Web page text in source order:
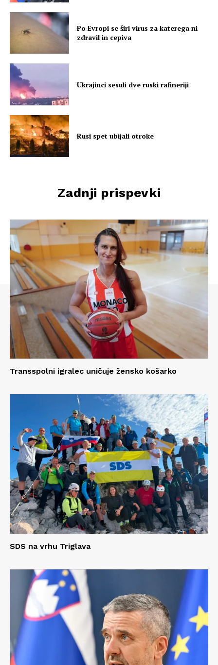
Po Evropi se širi virus za katerega ni
zdravil in cepiva
Ukrajinci sesuli dve ruski rafineriji
Rusi spet ubijali otroke
Zadnji prispevki
Transspolni igralec uničuje žensko košarko
SDS na vrhu Triglava